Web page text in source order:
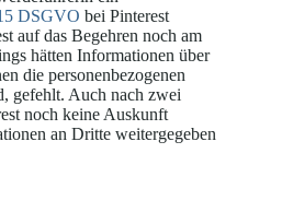
DSGVO bei Pinterest
auf das Begehren noch am
hätten Informationen über
die personenbezogenen
gefehlt. Auch nach zwei
noch keine Auskunft
an Dritte weitergegeben